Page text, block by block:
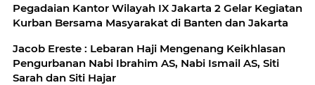
Pegadaian Kantor Wilayah IX Jakarta 2 Gelar Kegiatan
Kurban Bersama Masyarakat di Banten dan Jakarta
Jacob Ereste : Lebaran Haji Mengenang Keikhlasan
Pengurbanan Nabi Ibrahim AS, Nabi Ismail AS, Siti
Sarah dan Siti Hajar